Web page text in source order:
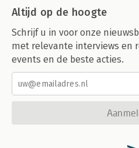
Altijd op de hoogte
Schrijf u in voor onze
met relevante interviews en
events en de beste acties.